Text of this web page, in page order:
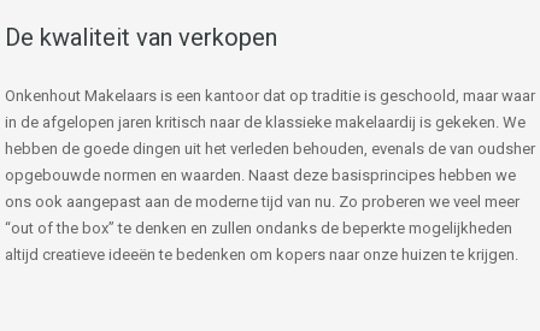
De kwaliteit van verkopen
Onkenhout Makelaars is een kantoor dat op traditie is geschoold, maar waar
in de afgelopen jaren kritisch naar de klassieke makelaardij is gekeken. We
hebben de goede dingen uit het verleden behouden, evenals de van oudsher
opgebouwde normen en waarden. Naast deze basisprincipes hebben we
ons ook aangepast aan de moderne tijd van nu. Zo proberen we veel meer
“out of the box” te denken en zullen ondanks de beperkte mogelijkheden
altijd creatieve ideeën te bedenken om kopers naar onze huizen te krijgen.